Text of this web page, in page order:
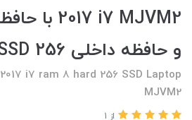
و حافظه داخلی SSD 256 گیگ
i7 ram 8 hard 256 SSD Laptop
MJVM2
از 1